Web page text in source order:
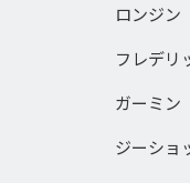
ロンジン
フレデリ
ガーミン
ジーショ